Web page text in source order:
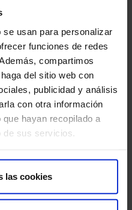
usan para personalizar
funciones de redes
compartimos
del sitio web con
publicidad y análisis
con otra información
hayan recopilado a
sus servicios.
las cookies
presentación. Lucir una
y esto mejora la